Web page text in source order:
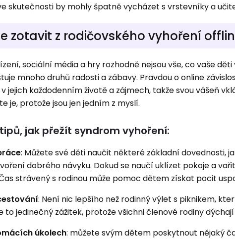
skutečnosti by mohly špatně vycházet s vrstevníky a
zotavit z rodičovského vyhoření
sociální média a hry rozhodně nejsou vše, co vaše
mnoho druhů radosti a zábavy. Pravdou o online
jejich každodenním životě a zájmech, takže svou vášeň
je, protože jsou jen jedním z myslí.
jak přežít syndrom vyhoření:
: Můžete své děti naučit některé základní dovednosti,
dobrého návyku. Dokud se naučí uklízet pokoje a
strávený s rodinou může pomoc dětem získat pocit
: Není nic lepšího než rodinný výlet s piknikem,
to jedinečný zážitek, protože všichni členové rodiny
úkolech: můžete svým dětem poskytnout nějaký